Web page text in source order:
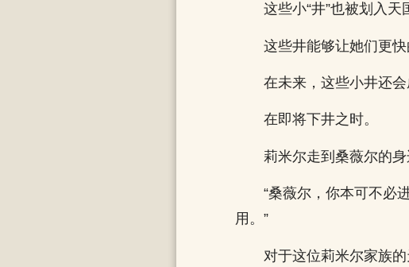
这些小“井”也被划入
这些井能够让她们更
在未来，这些小井还
在即将下井之时。
莉米尔走到桑薇尔的身
“桑薇尔，你本可不必
用。”
对于这位莉米尔家族